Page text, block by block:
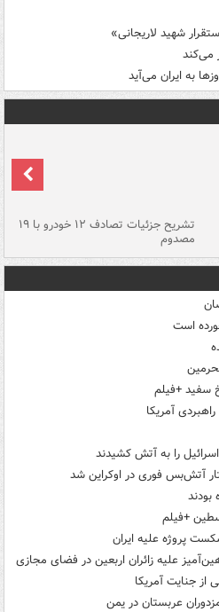
شهید لاریجانی»
می‌کند
به ایران می‌آید
تشریح جزئیات تصادف ۱۲ خودرو با ۱۹
مصدوم
است
سفید +فیلم
آمریکا
را به آتش کشیدند
آتش‌بس فوری در اوکراین شد
+فیلم
پروژه علیه ایران
علیه زائران اربعین در فضای مجازی
از جنایت آمریکا
عربستان در یمن